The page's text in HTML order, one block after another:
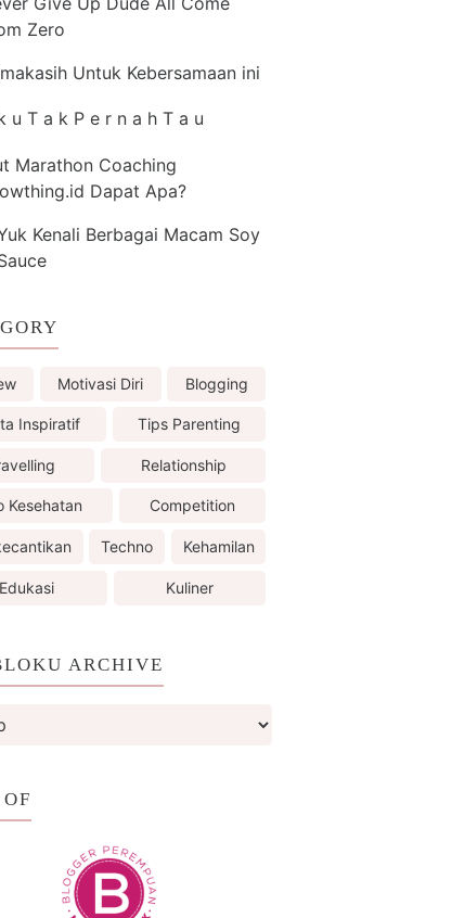
Zero
Untuk Kebersamaan ini
u T a k P e r n a h T a u
Marathon Coaching
Dapat Apa?
Kenali Berbagai Macam Soy
Motivasi Diri Blogging
Inspiratif Tips Parenting
Relationship
Kesehatan Competition
Techno Kehamilan
Edukasi Kuliner
ARCHIVE